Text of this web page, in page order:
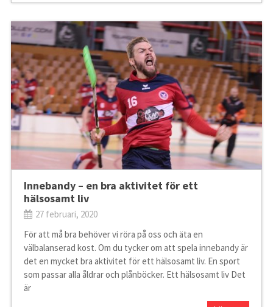
Innebandy – en bra aktivitet för ett
hälsosamt liv
27 februari, 2020
För att må bra behöver vi röra på oss och äta en
välbalanserad kost. Om du tycker om att spela innebandy är
det en mycket bra aktivitet för ett hälsosamt liv. En sport
som passar alla åldrar och plånböcker. Ett hälsosamt liv Det
är